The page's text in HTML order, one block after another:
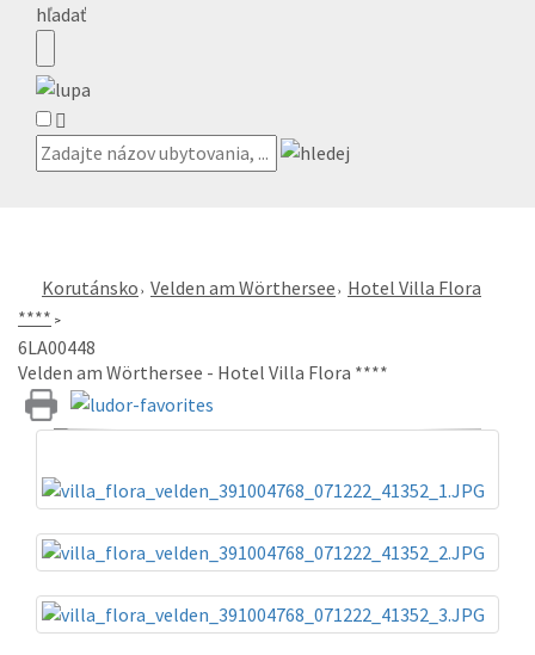
hľadať
Korutánsko Velden am Wörthersee Hotel Villa Flora
****
6LA00448
Velden am Wörthersee - Hotel Villa Flora ****